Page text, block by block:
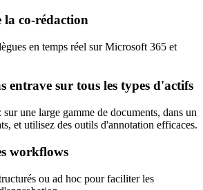
la co-rédaction
en temps réel sur Microsoft 365 et
entrave sur tous les types d'actifs
une large gamme de documents, dans un
et utilisez des outils d'annotation efficaces.
workflows
ou ad hoc pour faciliter les